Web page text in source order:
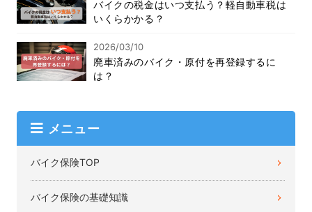
バイクの税金はいつ支払う？軽自動車税は
いくらかかる？
2026/03/10
廃車済みのバイク・原付を再登録するに
は？
メニュー
バイク保険TOP
バイク保険の基礎知識